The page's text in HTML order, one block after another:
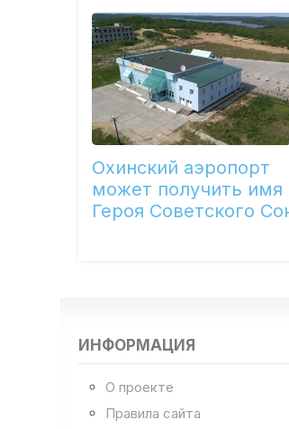
Охинский аэропорт
может получить имя
Героя Советского
ИНФОРМАЦИЯ
О проекте
Правила сайта